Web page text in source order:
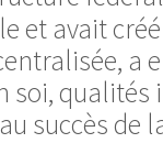
et avait
a
soi, qualités
succès de